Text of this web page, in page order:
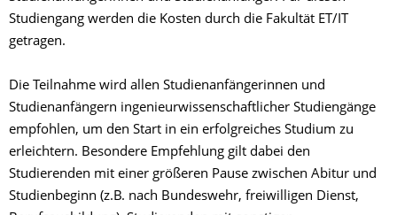
Studiengang werden die Kosten durch die Fakultät ET/IT
getragen.
Die Teilnahme wird allen Studienanfängerinnen und
Studienanfängern ingenieurwissenschaftlicher Studiengänge
empfohlen, um den Start in ein erfolgreiches Studium zu
erleichtern. Besondere Empfehlung gilt dabei den
Studierenden mit einer größeren Pause zwischen Abitur und
Studienbeginn (z.B. nach Bundeswehr, freiwilligen Dienst,